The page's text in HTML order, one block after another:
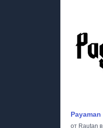
Payaman
от Rautan в